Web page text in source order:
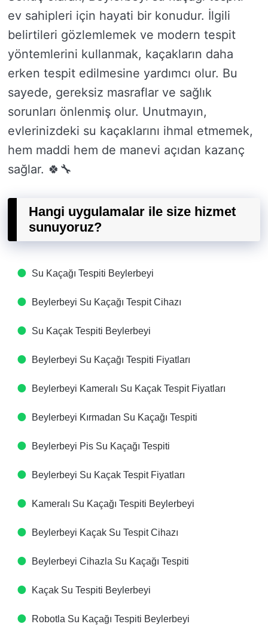
ev sahipleri için hayati bir konudur. İlgili
belirtileri gözlemlemek ve modern tespit
yöntemlerini kullanmak, kaçakların daha
erken tespit edilmesine yardımcı olur. Bu
sayede, gereksiz masraflar ve sağlık
sorunları önlenmiş olur. Unutmayın,
evlerinizdeki su kaçaklarını ihmal etmemek,
hem maddi hem de manevi açıdan kazanç
sağlar. 🍀🔧
Hangi uygulamalar ile size hizmet
sunuyoruz?
Su Kaçağı Tespiti​ Beylerbeyi
Beylerbeyi Su Kaçağı Tespit Cihazı​
Su Kaçak Tespiti​ Beylerbeyi
Beylerbeyi Su Kaçağı Tespiti Fiyatları​
Beylerbeyi Kameralı Su Kaçak Tespit Fiyatları​
Beylerbeyi Kırmadan Su Kaçağı Tespiti​
Beylerbeyi Pis Su Kaçağı Tespiti​
Beylerbeyi Su Kaçak Tespit Fiyatları​
Kameralı Su Kaçağı Tespiti​ Beylerbeyi
Beylerbeyi Kaçak Su Tespit Cihazı​
Beylerbeyi Cihazla Su Kaçağı Tespiti​
Kaçak Su Tespiti​ Beylerbeyi
Robotla Su Kaçağı Tespiti​ Beylerbeyi